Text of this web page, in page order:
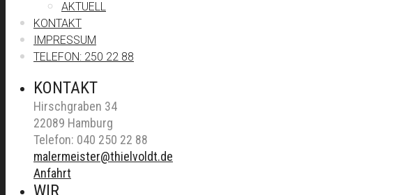
AKTUELL
KONTAKT
IMPRESSUM
TELEFON: 250 22 88
KONTAKT
Hirschgraben 34
22089 Hamburg
Telefon: 040 250 22 88
malermeister@thielvoldt.de
Anfahrt
WIR